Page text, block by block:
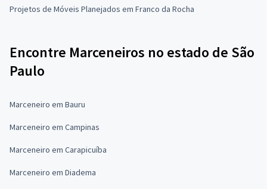
Projetos de Móveis Planejados em Franco da Rocha
Encontre Marceneiros no estado de São
Paulo
Marceneiro em Bauru
Marceneiro em Campinas
Marceneiro em Carapicuíba
Marceneiro em Diadema